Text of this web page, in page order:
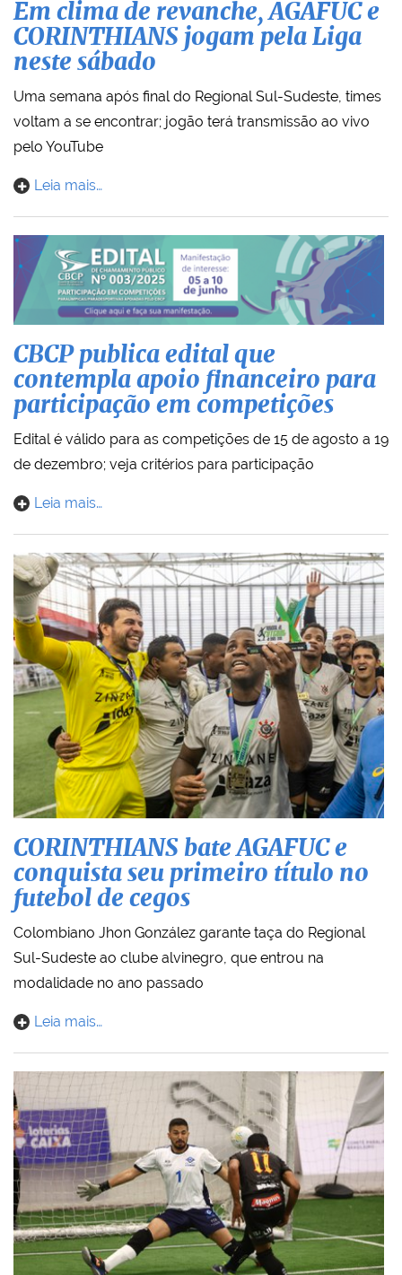
Em clima de revanche, AGAFUC e
CORINTHIANS jogam pela Liga
neste sábado
Uma semana após final do Regional Sul-Sudeste, times
voltam a se encontrar; jogão terá transmissão ao vivo
pelo YouTube
Leia mais…
CBCP publica edital que
contempla apoio financeiro para
participação em competições
Edital é válido para as competições de 15 de agosto a 19
de dezembro; veja critérios para participação
Leia mais…
CORINTHIANS bate AGAFUC e
conquista seu primeiro título no
futebol de cegos
Colombiano Jhon González garante taça do Regional
Sul-Sudeste ao clube alvinegro, que entrou na
modalidade no ano passado
Leia mais…